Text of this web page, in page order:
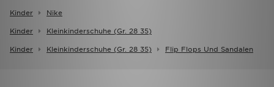
Kinder Nike
Kinder Kleinkinderschuhe (gr. 28 35)
Kinder Kleinkinderschuhe (gr. 28 35) Flip Flops Und Sandalen